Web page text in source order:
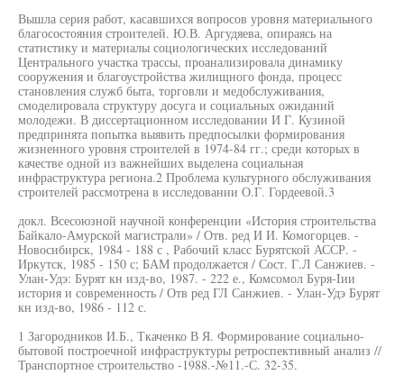
Вышла серия работ, касавшихся вопросов уровня материального
благосостояния строителей. Ю.В. Аргудяева, опираясь на
статистику и материалы социологических исследований
Центрального участка трассы, проанализировала динамику
сооружения и благоустройства жилищного фонда, процесс
становления служб быта, торговли и медобслуживания,
смоделировала структуру досуга и социальных ожиданий
молодежи. В диссертационном исследовании И Г. Кузиной
предпринята попытка выявить предпосылки формирования
жизненного уровня строителей в 1974-84 гг.; среди которых в
качестве одной из важнейших выделена социальная
инфраструктура региона.2 Проблема культурного обслуживания
строителей рассмотрена в исследовании О.Г. Гордеевой.3
докл. Всесоюзной научной конференции «История строительства
Байкало-Амурской магистрали» / Отв. ред И И. Комогорцев. -
Новосибирск, 1984 - 188 с , Рабочий класс Бурятской АССР. -
Иркутск, 1985 - 150 с; БАМ продолжается / Сост. Г.Л Санжиев. -
Улан-Удэ: Бурят кн изд-во, 1987. - 222 е., Комсомол Буря-Iии
история и современность / Отв ред ГЛ Санжиев. - Улан-Удэ Бурят
кн изд-во, 1986 - 112 с.
1 Загородников И.Б., Ткаченко В Я. Формирование социально-
бытовой построечной инфраструктуры ретроспективный анализ //
Транспортное строительство -1988.-№11.-С. 32-35.